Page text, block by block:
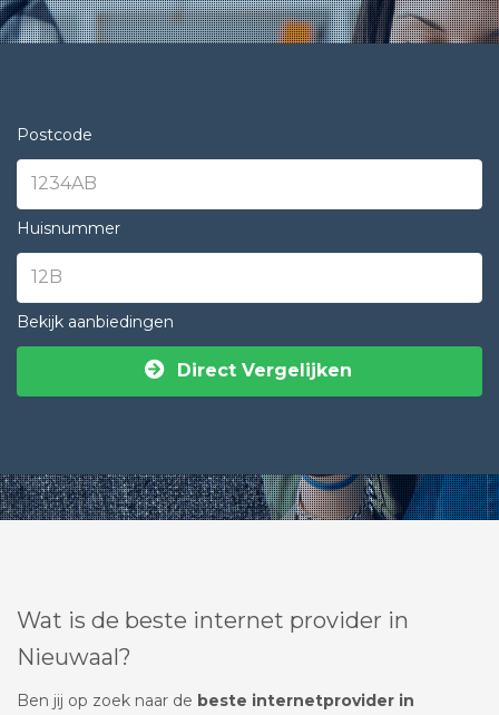
Postcode
Huisnummer
Bekijk aanbiedingen
Direct Vergelijken
Wat is de beste internet provider in
Nieuwaal?
Ben jij op zoek naar de beste internetprovider in